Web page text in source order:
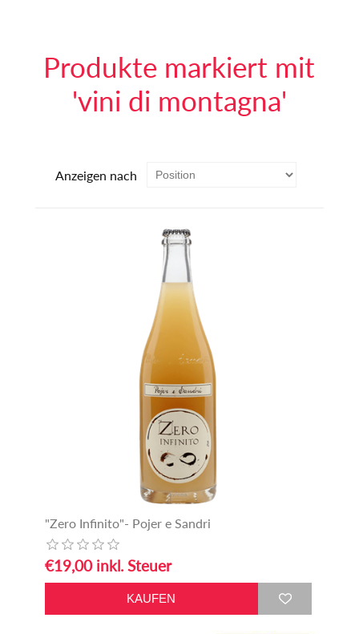
Produkte markiert mit
'vini di montagna'
Anzeigen nach
"Zero Infinito"- Pojer e Sandri
€19,00 inkl. Steuer